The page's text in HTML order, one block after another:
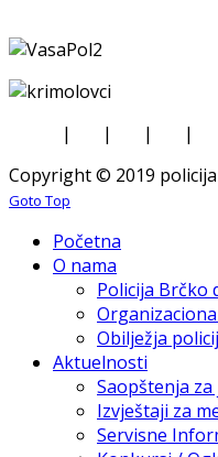
| | | |
Copyright © 2019
Goto Top
Početna
O nama
Policija Brčko
Obilježja
Aktuelnosti
Saopštenja
Izvještaji za
Servisne